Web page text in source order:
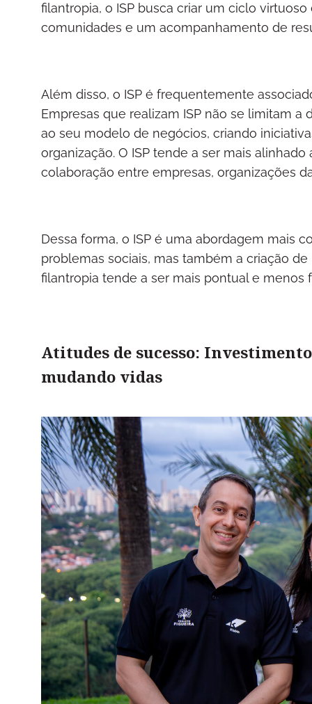
filantropia, o ISP busca criar um ciclo
comunidades e um acompanhamento de
Além disso, o ISP é frequentemente
Empresas que realizam ISP não se limitam a
ao seu modelo de negócios, criando
organização. O ISP tende a ser mais
colaboração entre empresas, organizações
Dessa forma, o ISP é uma abordagem mais
problemas sociais, mas também a criação
filantropia tende a ser mais pontual e menos
Atitudes de sucesso:
mudando vidas